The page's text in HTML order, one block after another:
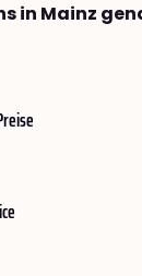
in Mainz